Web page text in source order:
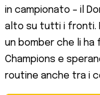
in campionato – il
alto su tutti i fronti.
un bomber che li
Champions e
routine anche tra i